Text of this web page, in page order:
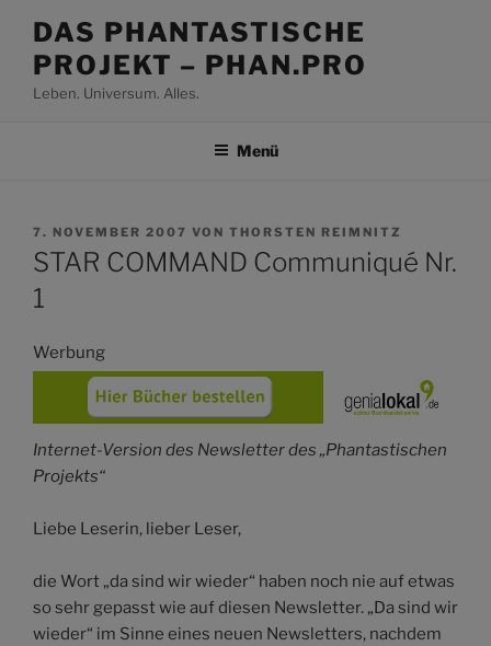
Inhalt
springen
DAS PHANTASTISCHE
PROJEKT – PHAN.PRO
Leben. Universum. Alles.
Menü
VERÖFFENTLICHT
AM
7. NOVEMBER 2007 VON THORSTEN REIMNITZ
STAR COMMAND Communiqué Nr.
1
Werbung
Internet-Version des Newsletter des „Phantastischen
Projekts“
Liebe Leserin, lieber Leser,
die Wort „da sind wir wieder“ haben noch nie auf etwas
so sehr gepasst wie auf diesen Newsletter. „Da sind wir
wieder“ im Sinne eines neuen Newsletters, nachdem